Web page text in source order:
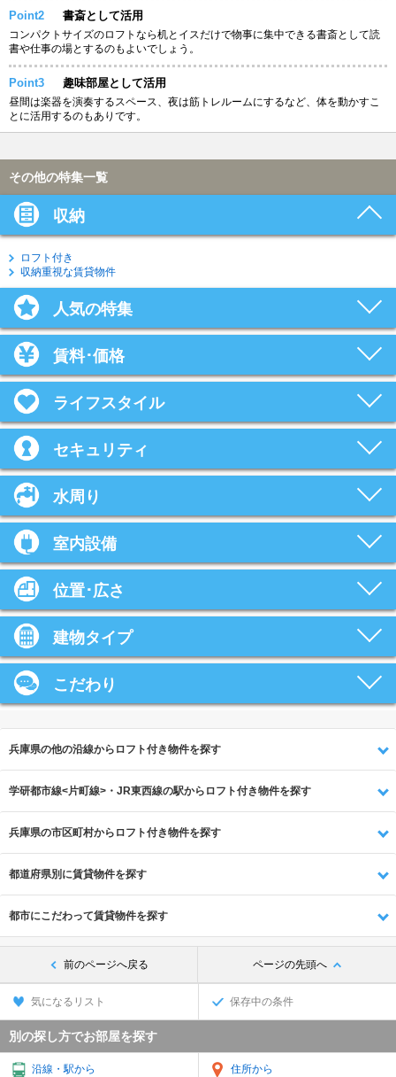
Point2 書斎として活用
コンパクトサイズのロフトなら机とイスだけで物事に集中できる書斎として読
書や仕事の場とするのもよいでしょう。
Point3 趣味部屋として活用
昼間は楽器を演奏するスペース、夜は筋トレルームにするなど、体を動かすこ
とに活用するのもありです。
その他の特集一覧
収納
ロフト付き
収納重視な賃貸物件
人気の特集
賃料･価格
ライフスタイル
セキュリティ
水周り
室内設備
位置･広さ
建物タイプ
こだわり
兵庫県の他の沿線からロフト付き物件を探す
学研都市線<片町線>・JR東西線の駅からロフト付き物件を探す
兵庫県の市区町村からロフト付き物件を探す
都道府県別に賃貸物件を探す
都市にこだわって賃貸物件を探す
前のページへ戻る ページの先頭へ
気になるリスト 保存中の条件
別の探し方でお部屋を探す
沿線・駅から 住所から